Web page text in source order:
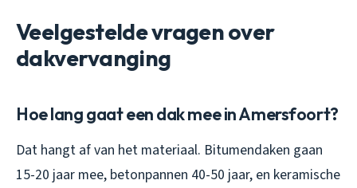
Veelgestelde vragen over
dakvervanging
Hoe lang gaat een dak mee in Amersfoort?
Dat hangt af van het materiaal. Bitumendaken gaan
15-20 jaar mee, betonpannen 40-50 jaar, en keramische